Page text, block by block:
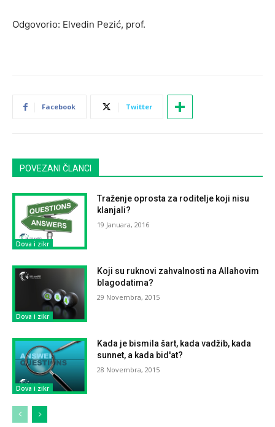
Odgovorio: Elvedin Pezić, prof.
Facebook Twitter
POVEZANI ČLANCI
Dova i zikr
Traženje oprosta za roditelje koji nisu
klanjali?
19 Januara, 2016
Dova i zikr
Koji su ruknovi zahvalnosti na Allahovim
blagodatima?
29 Novembra, 2015
Dova i zikr
Kada je bismila šart, kada vadžib, kada
sunnet, a kada bid'at?
28 Novembra, 2015